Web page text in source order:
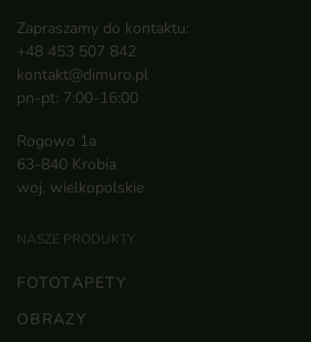
Zapraszamy do kontaktu:
+48 453 507 842
kontakt@dimuro.pl
pn-pt: 7:00-16:00
Rogowo 1a
63-840 Krobia
woj. wielkopolskie
NASZE PRODUKTY
FOTOTAPETY
OBRAZY